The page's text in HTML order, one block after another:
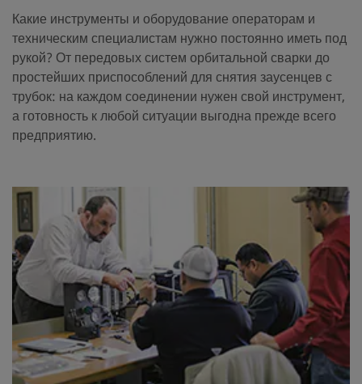
Какие инструменты и оборудование операторам и
техническим специалистам нужно постоянно иметь под
рукой? От передовых систем орбитальной сварки до
простейших приспособлений для снятия заусенцев с
трубок: на каждом соединении нужен свой инструмент,
а готовность к любой ситуации выгодна прежде всего
предприятию.